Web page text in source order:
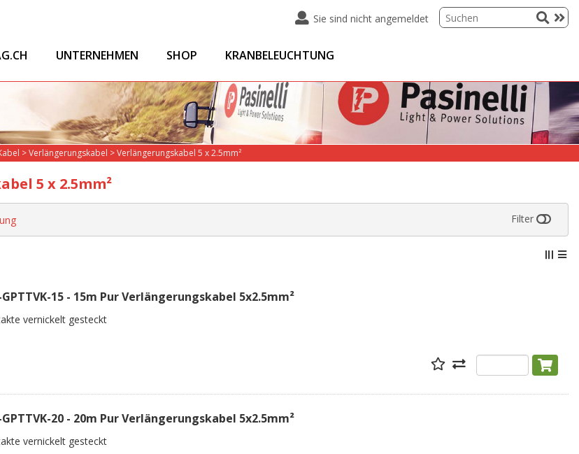
Sie sind nicht angemeldet
UNTERNEHMEN SHOP KRANBELEUCHTUNG
>Verlängerungskabel >Verlängerungskabel 5 x 2.5mm²
5 x 2.5mm²
Filter
GPTTVK-15 - 15m Pur Verlängerungskabel 5x2.5mm²
vernickelt gesteckt
GPTTVK-20 - 20m Pur Verlängerungskabel 5x2.5mm²
vernickelt gesteckt